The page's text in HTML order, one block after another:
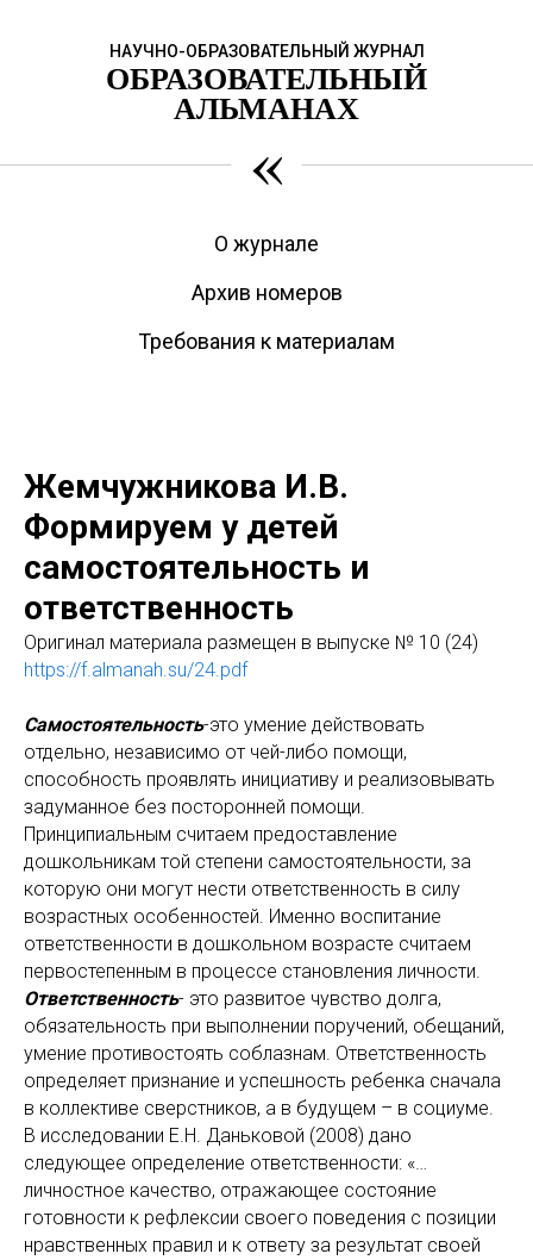
НАУЧНО-ОБРАЗОВАТЕЛЬНЫЙ ЖУРНАЛ
ОБРАЗОВАТЕЛЬНЫЙ
АЛЬМАНАХ
«
О журнале
Архив номеров
Требования к материалам
Жемчужникова И.В.
Формируем у детей
самостоятельность и
ответственность
Оригинал материала размещен в выпуске № 10 (24)
https://f.almanah.su/24.pdf
Самостоятельность-это умение действовать
отдельно, независимо от чей-либо помощи,
способность проявлять инициативу и реализовывать
задуманное без посторонней помощи.
Принципиальным считаем предоставление
дошкольникам той степени самостоятельности, за
которую они могут нести ответственность в силу
возрастных особенностей. Именно воспитание
ответственности в дошкольном возрасте считаем
первостепенным в процессе становления личности.
Ответственность- это развитое чувство долга,
обязательность при выполнении поручений, обещаний,
умение противостоять соблазнам. Ответственность
определяет признание и успешность ребенка сначала
в коллективе сверстников, а в будущем – в социуме.
В исследовании Е.Н. Даньковой (2008) дано
следующее определение ответственности: «…
личностное качество, отражающее состояние
готовности к рефлексии своего поведения с позиции
нравственных правил и к ответу за результат своей